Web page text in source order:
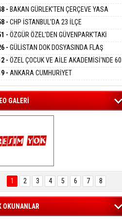
Kaynas
DEV YATIRIM!
- BAKAN GÜRLEK'TEN ÇERÇEVE YASA
ÇİZGİMİZ ŞEHİT AİLELERİ
HASSASİYETİDİR''
- CHP İSTANBUL'DA 23 İLÇE
ATAMALAR GERÇEKLEŞTİ
- ÖZGÜR ÖZEL'DEN GÜVENPARK'TAKİ
DESTEK:''SONUÇ ALANA KADAR
- GÜLİSTAN DOK DOSYASINDA FLAŞ
2 DALGIÇ DELİL KARARTMA
TUTUTKLANDI
- ÖZEL ÇOCUK VE AİLE AKADEMİSİ'NDE 60
HİZMET VERİLDİ
- ANKARA CUMHURİYET
ÖZGÜR ÖZEL VE VELİ
HAKKINDA FEZLEKE
GALERİ
ENGELSİZ
FESTİVALİ
KONSERİ
MEST
1 2 3 4 5 6 7 8
OKUNANLAR